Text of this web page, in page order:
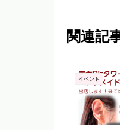
関連記
イベント